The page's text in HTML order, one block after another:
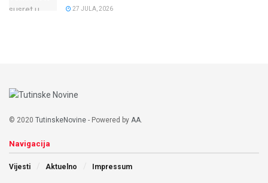
27 JULA, 2026
© 2020 TutinskeNovine - Powered by AA.
Navigacija
Vijesti Aktuelno Impressum